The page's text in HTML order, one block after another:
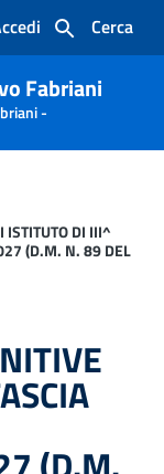
Cerca
Fabriani
-
ISTITUTO DI III^
(D.M. N. 89 DEL